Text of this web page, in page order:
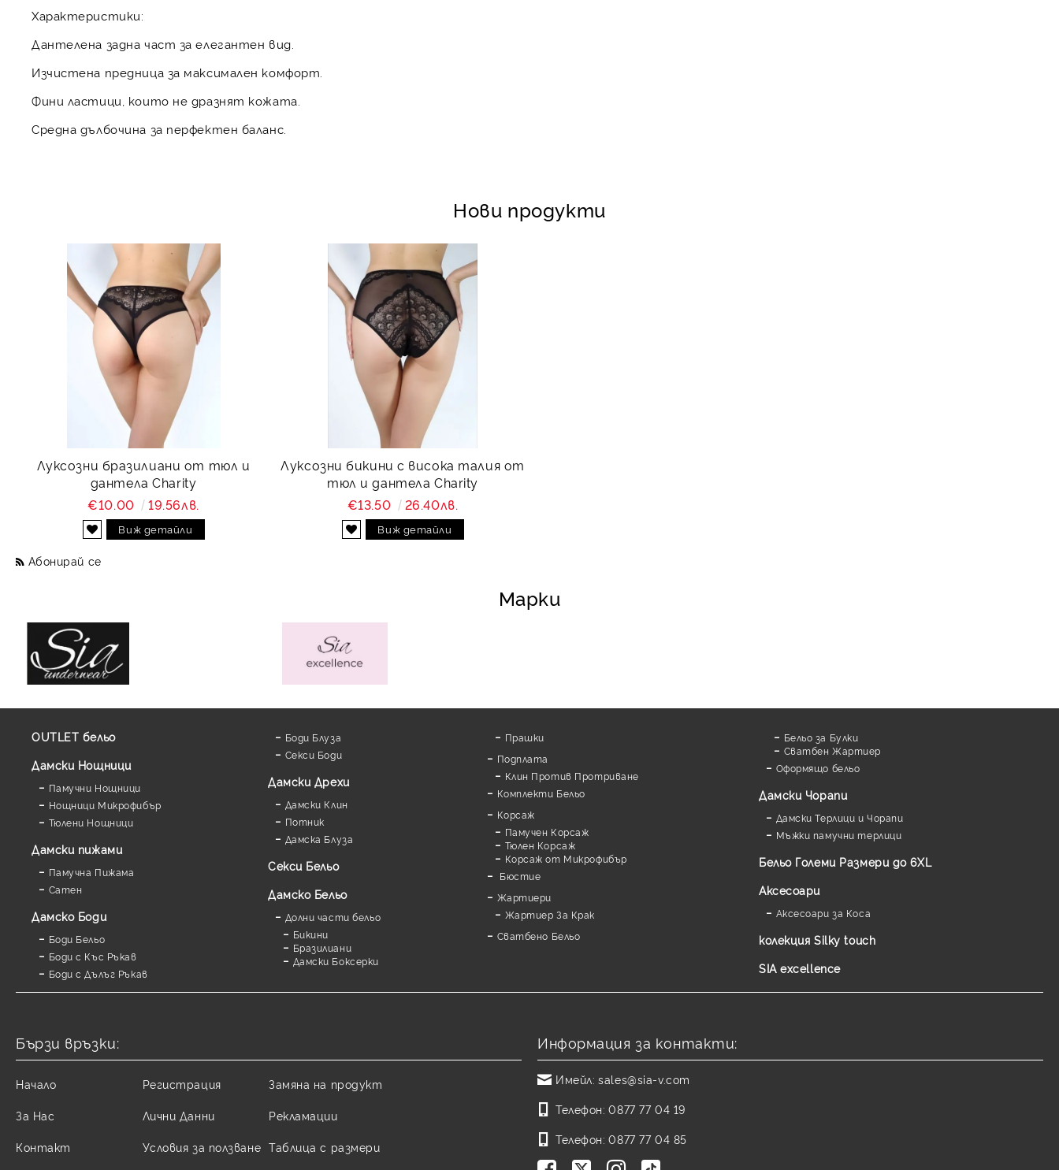
Характеристики:
Дантелена задна част за елегантен вид.
Изчистена предница за максимален комфорт.
Фини ластици , които не дразнят кожата.
Средна дълбочина за перфектен баланс.
Нови продукти
Луксозни бразилиани от тюл и
дантела Charity
€10.00
19.56лв.
Виж детайли
Луксозни бикини с висока талия от
тюл и дантела Charity
€13.50
26.40лв.
Виж детайли
Абонирай се
Марки
OUTLET бельо
Дамски Нощници
Памучни Нощници
Нощници Микрофибър
Тюлени Нощници
Дамски пижами
Памучна Пижама
Сатен
Дамскo Боди
Боди Бельо
Боди с Къс Ръкав
Боди с Дълъг Ръкав
Боди Блуза
Секси Боди
Дамски Дрехи
Дамски Клин
Потник
Дамска Блуза
Секси Бельо
Дамско Бельо
Долни части бельо
Бикини
Бразилиани
Дамски Боксерки
Прашки
Подплата
Клин Против Протриване
Комплекти Бельо
Корсаж
Памучен Корсаж
Тюлен Корсаж
Корсаж от Микрофибър
Бюстие
Жартиери
Жартиер За Крак
Сватбено Бельо
Бельо за Булки
Сватбен Жартиер
Оформящо бельо
Дамски Чорапи
Дамски Терлици и Чорапи
Мъжки памучни терлици
Бельо Големи Размери до 6XL
Аксесоари
Аксесоари за Коса
колекция Silky touch
SIA excellence
Бързи връзки:
Начало
За Нас
Контакт
Регистрация
Лични Данни
Условия за ползване
Замяна на продукт
Рекламации
Таблица с размери
Информация за контакти:
Имейл: sales@sia-v.com
Телефон: 0877 77 04 19
Телефон: 0877 77 04 85